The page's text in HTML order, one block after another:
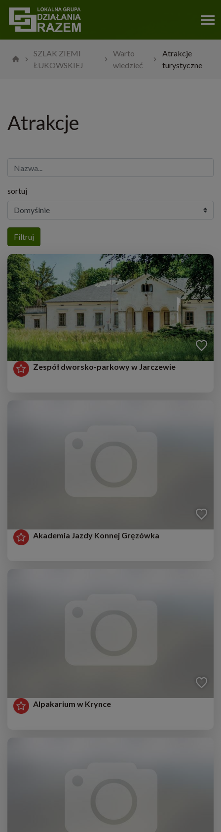
SZLAK ZIEMI
ŁUKOWSKIEJ
Warto
wiedzieć
Atrakcje
turystyczne
Atrakcje
sortuj
Filtruj
Zespół dworsko-parkowy w Jarczewie
Akademia Jazdy Konnej Gręzówka
Alpakarium w Krynce